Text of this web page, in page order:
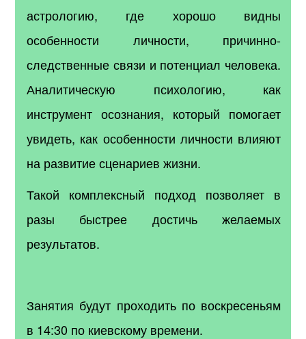
астрологию, где хорошо видны
особенности личности, причинно-
следственные связи и потенциал человека.
Аналитическую психологию, как
инструмент осознания, который помогает
увидеть, как особенности личности влияют
на развитие сценариев жизни.
Такой комплексный подход позволяет в
разы быстрее достичь желаемых
результатов.
Занятия будут проходить по воскресеньям
в 14:30 по киевскому времени.